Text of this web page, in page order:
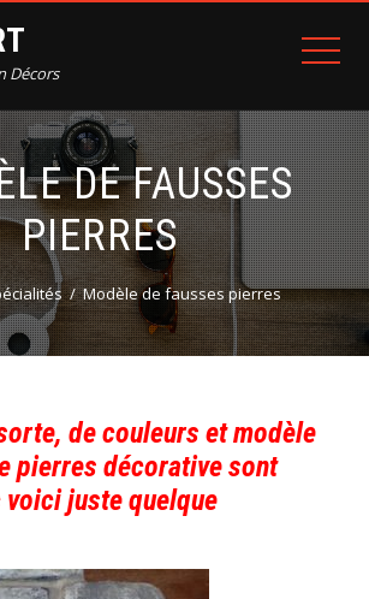
Décors
DE FAUSSES
PIERRES
Modèle de fausses pierres
de couleurs et modèle
pierres décorative sont
voici juste quelque